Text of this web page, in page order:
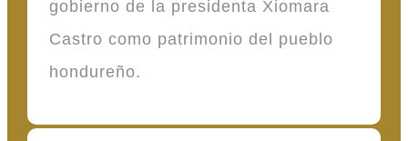
gobierno de la presidenta Xiomara
Castro como patrimonio del pueblo
hondureño.